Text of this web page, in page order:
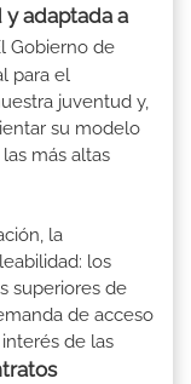
adaptada a
Gobierno de
para el
juventud y,
su modelo
más altas
la
los
superiores de
de acceso
de las